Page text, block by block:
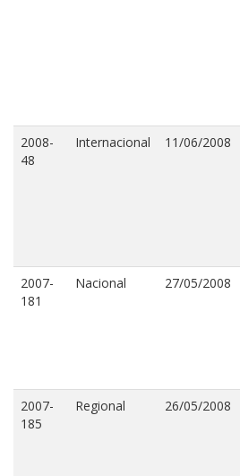
2008-
48
Internacional 11/06/2008
2007-
181
Nacional 27/05/2008
2007-
185
Regional 26/05/2008